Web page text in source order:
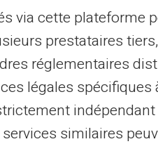
de streaming ou des
via cette plateforme
prestataires
réglementaires
légales spécifiques
similaires